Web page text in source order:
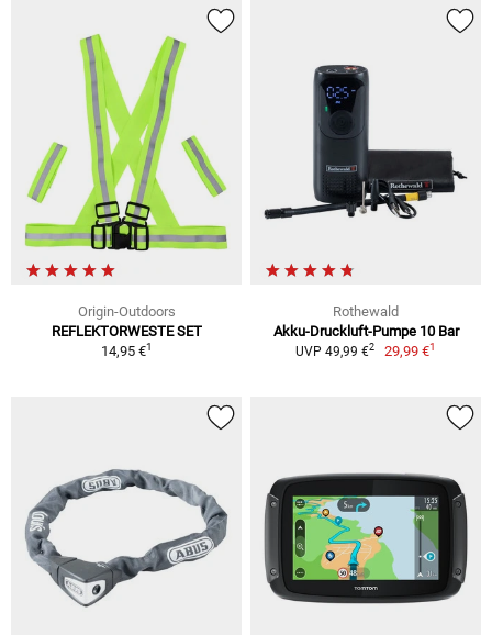
Origin-Outdoors
REFLEKTORWESTE SET
14,95 €1
Rothewald
Akku-Druckluft-Pumpe 10 Bar
UVP 49,99 €2 29,99 €1